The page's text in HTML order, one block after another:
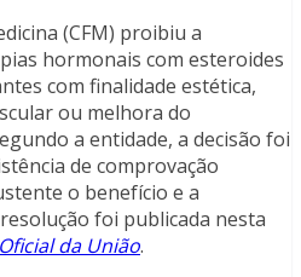
(CFM) proibiu a
hormonais com esteroides
com finalidade estética,
ou melhora do
a entidade, a decisão foi
de comprovação
o benefício e a
foi publicada nesta
da União.